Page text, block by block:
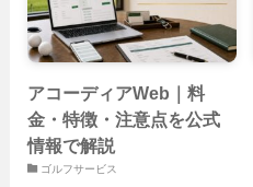
アコーディアWeb｜料
金・特徴・注意点を公式
情報で解説
ゴルフサービス